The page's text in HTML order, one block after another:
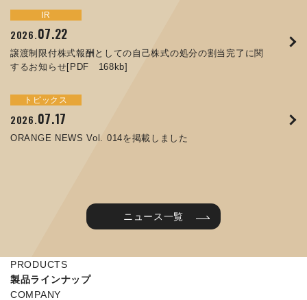
IR
2026.07.22
譲渡制限付株式報酬としての自己株式の処分の割当完了に関
するお知らせ[PDF 168kb]
トピックス
2026.07.17
ORANGE NEWS Vol. 014を掲載しました
お知らせ
2025.05.29
コラムを更新しました：MEX金沢2025(第61回機械工業見本
お知らせ
2025.05.15
トピックス
2025.09.10
ORANGE NEWS Vol. 011を掲載しました
2025.07.31
ORANGE NEWS Vol. 010を掲載しました
イベント
2024.09.26
JIMTOF2024 出展のご案内 ※終了しました
2024.05.13
MEX金沢2024 学生向け会社説明コーナー予約のご案内 ※
終了しました
IR
2026.07.01
コーポレートガバナンス報告書を更新しました
IR
2026.06.26
第65回定時株主総会のご報告を掲載しました
サステナビリティ
2025.12.09
令和７年度石川県ワークライフバランス企業知事表彰「優良
サステナビリティ
2025.12.04
ニュース一覧
PRODUCTS
製品ラインナップ
COMPANY